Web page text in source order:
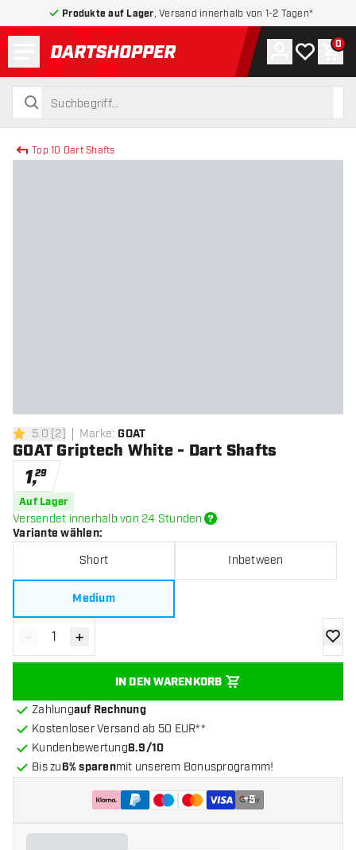
Produkte auf Lager , Versand innerhalb von 1-2 Tagen*
zurück zur Startseite
suchen
suchen
Konto
Meine 0
Top 10 Dart Shafts
5 Bewertungssterne
5.0 [2] Marke: GOAT
GOAT Griptech White - Dart Shafts
1,29
Auf Lager
Versendet innerhalb von 24 Stunden
Variante wählen:
Short Inbetween
Medium
Menge verringern
- Menge erhöhen
+
IN DEN WARENKORB
Zur
Zahlungauf Rechnung
Kostenloser Versand ab 50 EUR**
Kundenbewertung8.9/10
Bis zu6% sparenmit unserem Bonusprogramm!
+5